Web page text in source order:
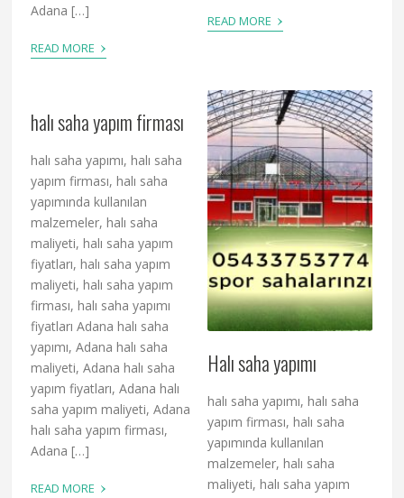
Adana […]
READ MORE ›
READ MORE ›
halı saha yapım firması
halı saha yapımı, halı saha
yapım firması, halı saha
yapımında kullanılan
malzemeler, halı saha
maliyeti, halı saha yapım
fiyatları, halı saha yapım
maliyeti, halı saha yapım
firması, halı saha yapımı
fiyatları Adana halı saha
yapımı, Adana halı saha
maliyeti, Adana halı saha
yapım fiyatları, Adana halı
saha yapım maliyeti, Adana
halı saha yapım firması,
Adana […]
READ MORE ›
Halı saha yapımı
halı saha yapımı, halı saha
yapım firması, halı saha
yapımında kullanılan
malzemeler, halı saha
maliyeti, halı saha yapım